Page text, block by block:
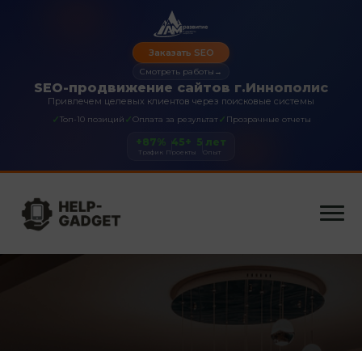
SEO-продвижение сайтов г.Иннополис
Привлечем целевых клиентов через поисковые системы
✓Топ-10 позиций ✓Оплата за результат✓ Прозрачные отчеты
Заказать SEO
Смотреть работы →
+87%
Трафик
45+
Проекты
5 лет
Опыт